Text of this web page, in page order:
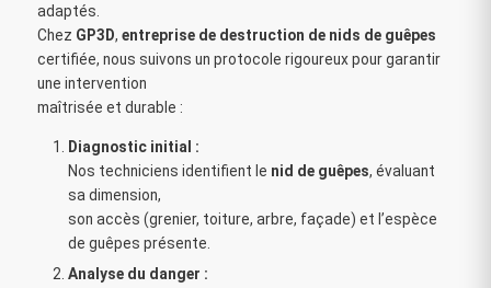
adaptés.
Chez GP3D, entreprise de destruction de nids de guêpes
certifiée, nous suivons un protocole rigoureux pour garantir
une intervention
maîtrisée et durable :
Diagnostic initial :
Nos techniciens identifient le nid de guêpes, évaluant
sa dimension,
son accès (grenier, toiture, arbre, façade) et l’espèce
de guêpes présente.
Analyse du danger :